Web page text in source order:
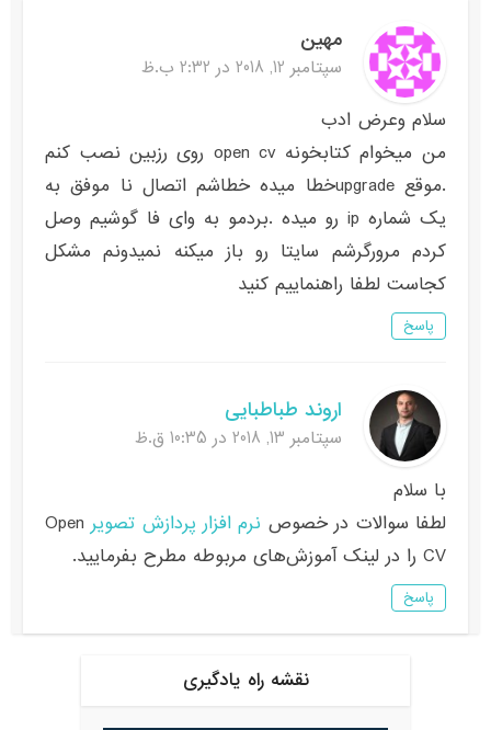
مهین
سپتامبر 12, 2018 در 2:32 ب.ظ
سلام وعرض ادب
من میخوام کتابخونه open cv روی رزبین نصب کنم
.موقع upgradeخطا میده خطاشم اتصال نا موفق به
یک شماره ip رو میده .بردمو به وای فا گوشیم وصل
کردم مرورگرشم سایتا رو باز میکنه نمیدونم مشکل
کجاست لطفا راهنماییم کنید
پاسخ
اروند طباطبایی
سپتامبر 13, 2018 در 10:35 ق.ظ
با سلام
لطفا سوالات در خصوص نرم افزار پردازش تصویر Open
CV را در لینک آموزش‌های مربوطه مطرح بفرمایید.
پاسخ
نقشه راه یادگیری